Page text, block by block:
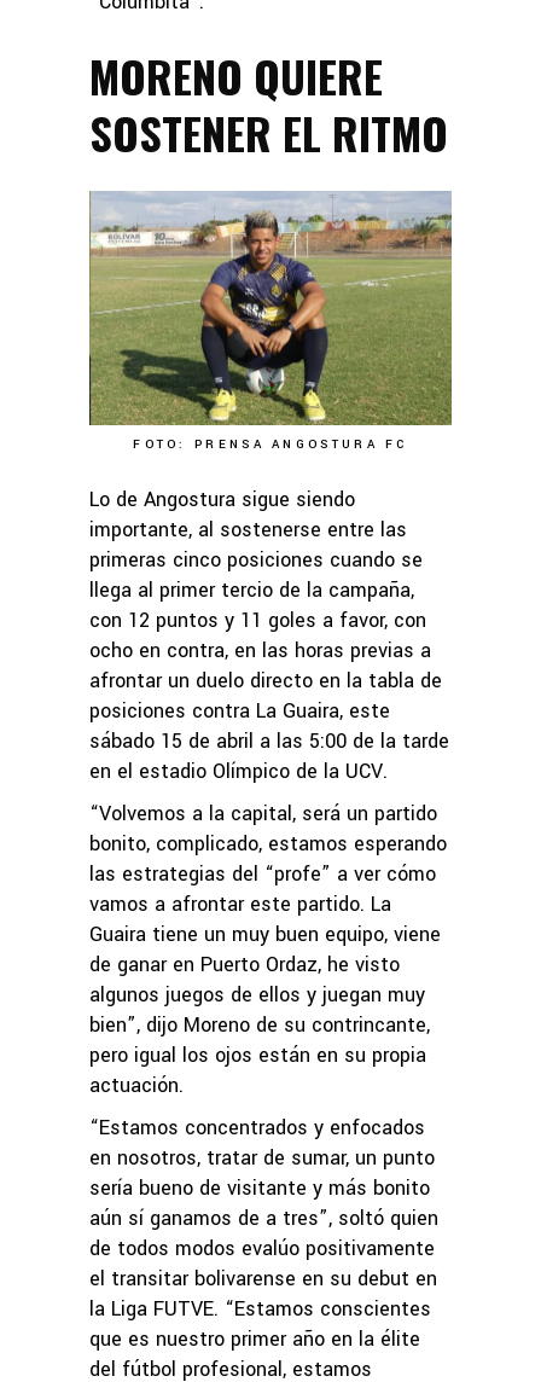
MORENO QUIERE
SOSTENER EL RITMO
FOTO: PRENSA ANGOSTURA FC
Lo de Angostura sigue siendo
importante, al sostenerse entre las
primeras cinco posiciones cuando se
llega al primer tercio de la campaña,
con 12 puntos y 11 goles a favor, con
ocho en contra, en las horas previas a
afrontar un duelo directo en la tabla de
posiciones contra La Guaira, este
sábado 15 de abril a las 5:00 de la tarde
en el estadio Olímpico de la UCV.
“Volvemos a la capital, será un partido
bonito, complicado, estamos esperando
las estrategias del “profe” a ver cómo
vamos a afrontar este partido. La
Guaira tiene un muy buen equipo, viene
de ganar en Puerto Ordaz, he visto
algunos juegos de ellos y juegan muy
bien”, dijo Moreno de su contrincante,
pero igual los ojos están en su propia
actuación.
“Estamos concentrados y enfocados
en nosotros, tratar de sumar, un punto
sería bueno de visitante y más bonito
aún sí ganamos de a tres”, soltó quien
de todos modos evalúo positivamente
el transitar bolivarense en su debut en
la Liga FUTVE. “Estamos conscientes
que es nuestro primer año en la élite
del fútbol profesional, estamos